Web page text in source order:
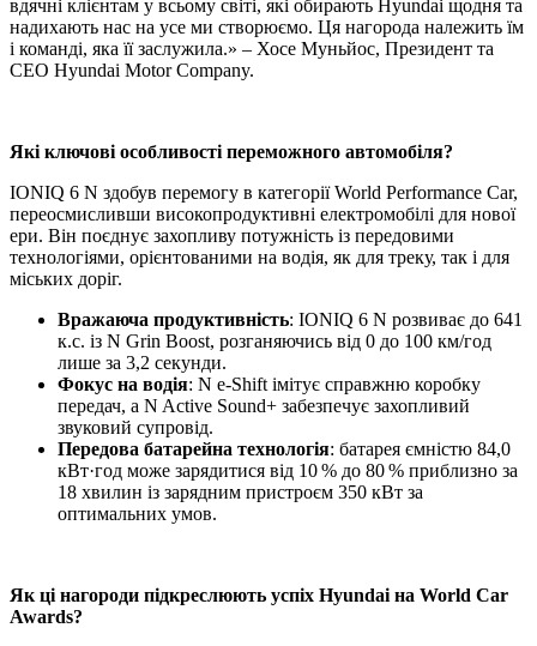
вдячні клієнтам у всьому світі, які обирають Hyundai щодня та
надихають нас на усе ми створюємо. Ця нагорода належить їм
і команді, яка її заслужила.» – Хосе Муньйос, Президент та
CEO Hyundai Motor Company.
Які ключові особливості переможного автомобіля?
IONIQ 6 N здобув перемогу в категорії World Performance Car,
переосмисливши високопродуктивні електромобілі для нової
ери. Він поєднує захопливу потужність із передовими
технологіями, орієнтованими на водія, як для треку, так і для
міських доріг.
Вражаюча продуктивність: IONIQ 6 N розвиває до 641
к.с. із N Grin Boost, розганяючись від 0 до 100 км/год
лише за 3,2 секунди.
Фокус на водія: N e-Shift імітує справжню коробку
передач, а N Active Sound+ забезпечує захопливий
звуковий супровід.
Передова батарейна технологія: батарея ємністю 84,0
кВт·год може зарядитися від 10 % до 80 % приблизно за
18 хвилин із зарядним пристроєм 350 кВт за
оптимальних умов.
Як ці нагороди підкреслюють успіх Hyundai на World Car
Awards?